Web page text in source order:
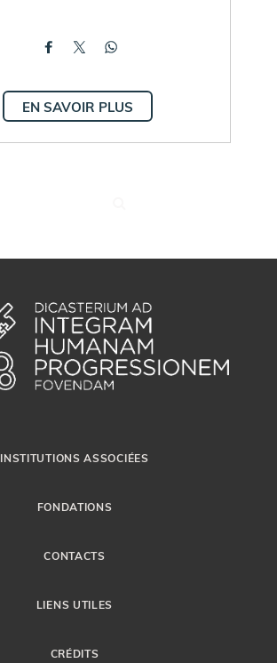
EN SAVOIR PLUS
INSTITUTIONS ASSOCIÉES
FONDATIONS
CONTACTS
LIENS UTILES
CRÉDITS